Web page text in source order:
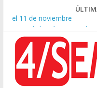
Crisis diplomática: Brasil
tras los insultos de Milei a
Rechazo a la Ley de
frente al Congreso
El rechazo al proyecto
Manuel Belgrano: